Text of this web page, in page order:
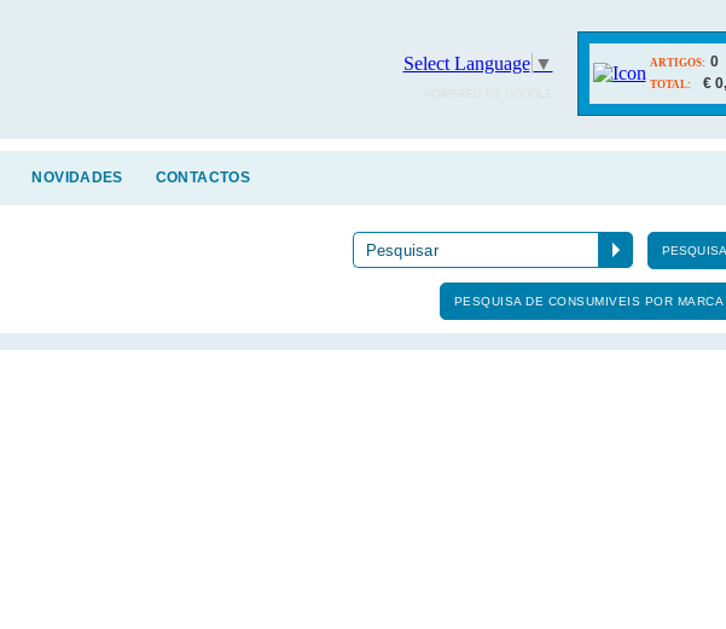
Select Language ▼ ARTIGOS: 0
TOTAL: €
NOVIDADES CONTACTOS
PESQUISA DE CONSUMIVEIS POR